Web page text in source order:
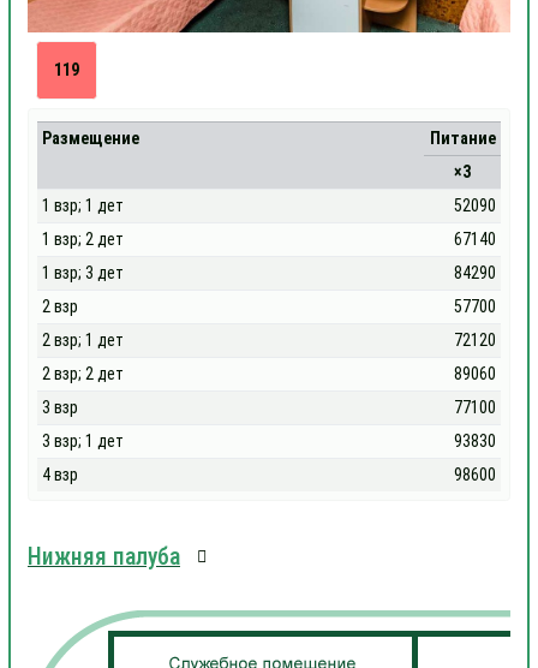
119
Размещение
Питание
×3
1 взр; 1 дет
52090
1 взр; 2 дет
67140
1 взр; 3 дет
84290
2 взр
57700
2 взр; 1 дет
72120
2 взр; 2 дет
89060
3 взр
77100
3 взр; 1 дет
93830
4 взр
98600
Нижняя палуба